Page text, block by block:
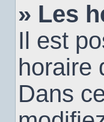
» Les
Il est
horaire
Dans